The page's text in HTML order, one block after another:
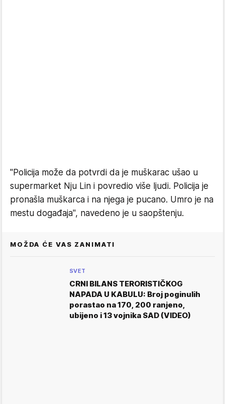
"Policija može da potvrdi da je muškarac ušao u
supermarket Nju Lin i povredio više ljudi. Policija je
pronašla muškarca i na njega je pucano. Umro je na
mestu događaja", navedeno je u saopštenju.
MOŽDA ĆE VAS ZANIMATI
SVET
CRNI BILANS TERORISTIČKOG
NAPADA U KABULU: Broj poginulih
porastao na 170, 200 ranjeno,
ubijeno i 13 vojnika SAD (VIDEO)